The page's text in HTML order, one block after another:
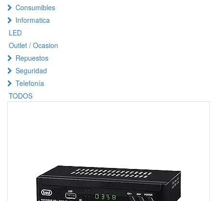
Consumibles
Informatica
LED
Outlet / Ocasion
Repuestos
Seguridad
Telefonía
TODOS